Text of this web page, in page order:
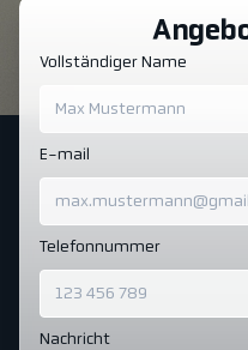
Vollständiger Name
E-mail
Telefonnummer
Nachricht